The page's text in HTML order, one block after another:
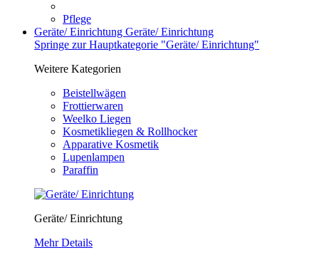
Pflege
Geräte/ Einrichtung Geräte/ Einrichtung
Springe zur Hauptkategorie "Geräte/ Einrichtung"
Weitere Kategorien
Beistellwägen
Frottierwaren
Weelko Liegen
Kosmetikliegen & Rollhocker
Apparative Kosmetik
Lupenlampen
Paraffin
Geräte/ Einrichtung
Mehr Details